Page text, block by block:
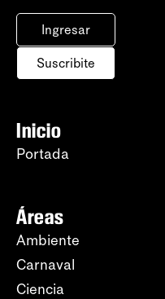
Ingresar
Suscribite
Inicio
Portada
Áreas
Ambiente
Carnaval
Ciencia